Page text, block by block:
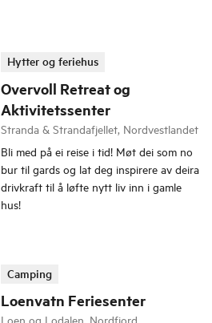
Overvoll Retreat og
Aktivitetssenter
Hytter og feriehus
Stranda & Strandafjellet, Nordvestlandet
Bli med på ei reise i tid! Møt dei som no
bur til gards og lat deg inspirere av deira
drivkraft til å løfte nytt liv inn i gamle
hus!
Loenvatn Feriesenter
Camping
Loen og Lodalen, Nordfjord